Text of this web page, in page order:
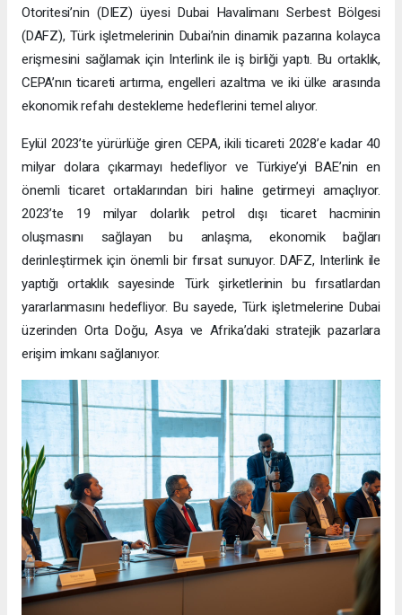
Otoritesi’nin (DIEZ) üyesi Dubai Havalimanı Serbest Bölgesi
(DAFZ), Türk işletmelerinin Dubai’nin dinamik pazarına kolayca
erişmesini sağlamak için Interlink ile iş birliği yaptı. Bu ortaklık,
CEPA’nın ticareti artırma, engelleri azaltma ve iki ülke arasında
ekonomik refahı destekleme hedeflerini temel alıyor.
Eylül 2023’te yürürlüğe giren CEPA, ikili ticareti 2028’e kadar 40
milyar dolara çıkarmayı hedefliyor ve Türkiye’yi BAE’nin en
önemli ticaret ortaklarından biri haline getirmeyi amaçlıyor.
2023’te 19 milyar dolarlık petrol dışı ticaret hacminin
oluşmasını sağlayan bu anlaşma, ekonomik bağları
derinleştirmek için önemli bir fırsat sunuyor. DAFZ, Interlink ile
yaptığı ortaklık sayesinde Türk şirketlerinin bu fırsatlardan
yararlanmasını hedefliyor. Bu sayede, Türk işletmelerine Dubai
üzerinden Orta Doğu, Asya ve Afrika’daki stratejik pazarlara
erişim imkanı sağlanıyor.